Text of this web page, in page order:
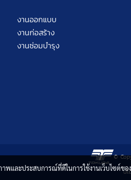
งานออกแบบ
งานก่อสร้าง
งานซ่อมบำรุง
©
นโ
พและประสบการณ์ที่ดีในการใช้งานเว็บไซต์ข